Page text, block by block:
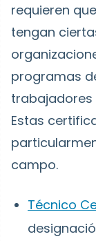
requieren
tengan
programas
trabajadores
Estas
campo.
Técnico